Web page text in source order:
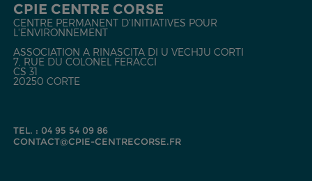
CPIE CENTRE CORSE
CENTRE PERMANENT D'INITIATIVES POUR
L'ENVIRONNEMENT
ASSOCIATION A RINASCITA DI U VECHJU CORTI
7, RUE DU COLONEL FERACCI
CS 31
20250 CORTE
TEL. : 04 95 54 09 86
CONTACT@CPIE-CENTRECORSE.FR